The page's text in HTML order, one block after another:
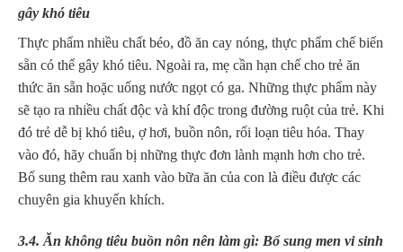
gây khó tiêu
Thực phẩm nhiều chất béo, đồ ăn cay nóng, thực phẩm chế biến
sẵn có thể gây khó tiêu. Ngoài ra, mẹ cần hạn chế cho trẻ ăn
thức ăn sẵn hoặc uống nước ngọt có ga. Những thực phẩm này
sẽ tạo ra nhiều chất độc và khí độc trong đường ruột của trẻ. Khi
đó trẻ dễ bị khó tiêu, ợ hơi, buồn nôn, rối loạn tiêu hóa. Thay
vào đó, hãy chuẩn bị những thực đơn lành mạnh hơn cho trẻ.
Bổ sung thêm rau xanh vào bữa ăn của con là điều được các
chuyên gia khuyến khích.
3.4. Ăn không tiêu buồn nôn nên làm gì: Bổ sung men vi sinh